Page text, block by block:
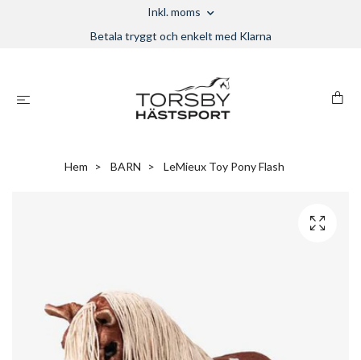
Inkl. moms
Betala tryggt och enkelt med Klarna
Hem BARN LeMieux Toy Pony Flash